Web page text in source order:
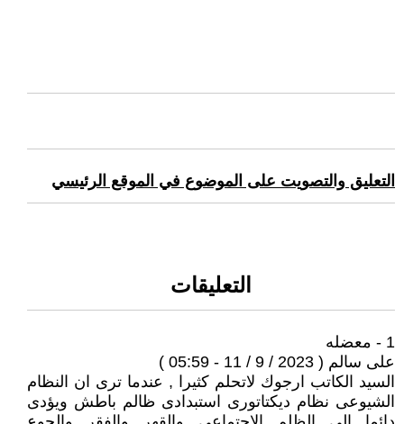
التعليق والتصويت على الموضوع في الموقع الرئيسي
التعليقات
1 - معضله
على سالم ( 2023 / 9 / 11 - 05:59 )
السيد الكاتب ارجوك لاتحلم كثيرا , عندما ترى ان النظام
الشيوعى نظام ديكتاتورى استبدادى ظالم باطش ويؤدى